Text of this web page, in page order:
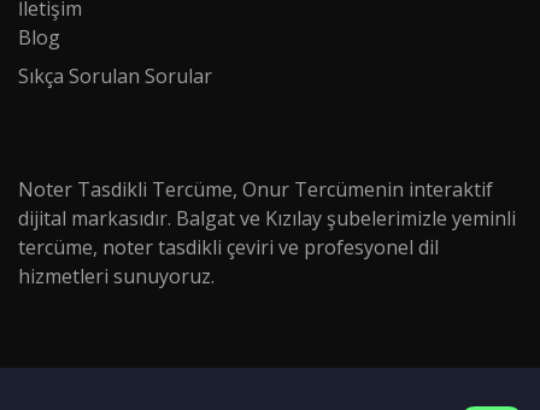
İletişim
Blog
Sıkça Sorulan Sorular
Noter Tasdikli Tercüme, Onur Tercümenin interaktif
dijital markasıdır. Balgat ve Kızılay şubelerimizle yeminli
tercüme, noter tasdikli çeviri ve profesyonel dil
hizmetleri sunuyoruz.